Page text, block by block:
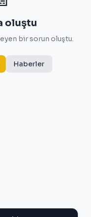
oluştu
bir sorun oluştu.
Haberler